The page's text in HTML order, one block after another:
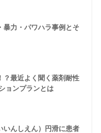
暴力・パワハラ事例とそ
？最近よく聞く薬剤耐性
ョンプランとは
いんしえん）円滑に患者